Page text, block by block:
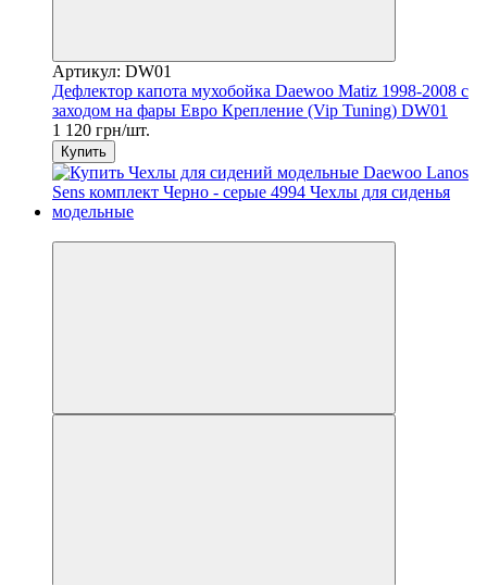
Артикул: DW01
Дефлектор капота мухобойка Daewoo Matiz 1998-2008 с
заходом на фары Евро Крепление (Vip Tuning) DW01
1 120 грн/шт.
Купить